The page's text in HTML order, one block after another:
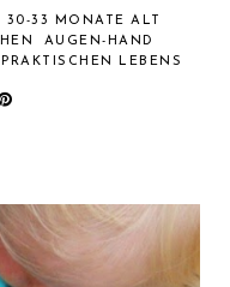
30-33 MONATE ALT
AUGEN-HAND
LEBENS